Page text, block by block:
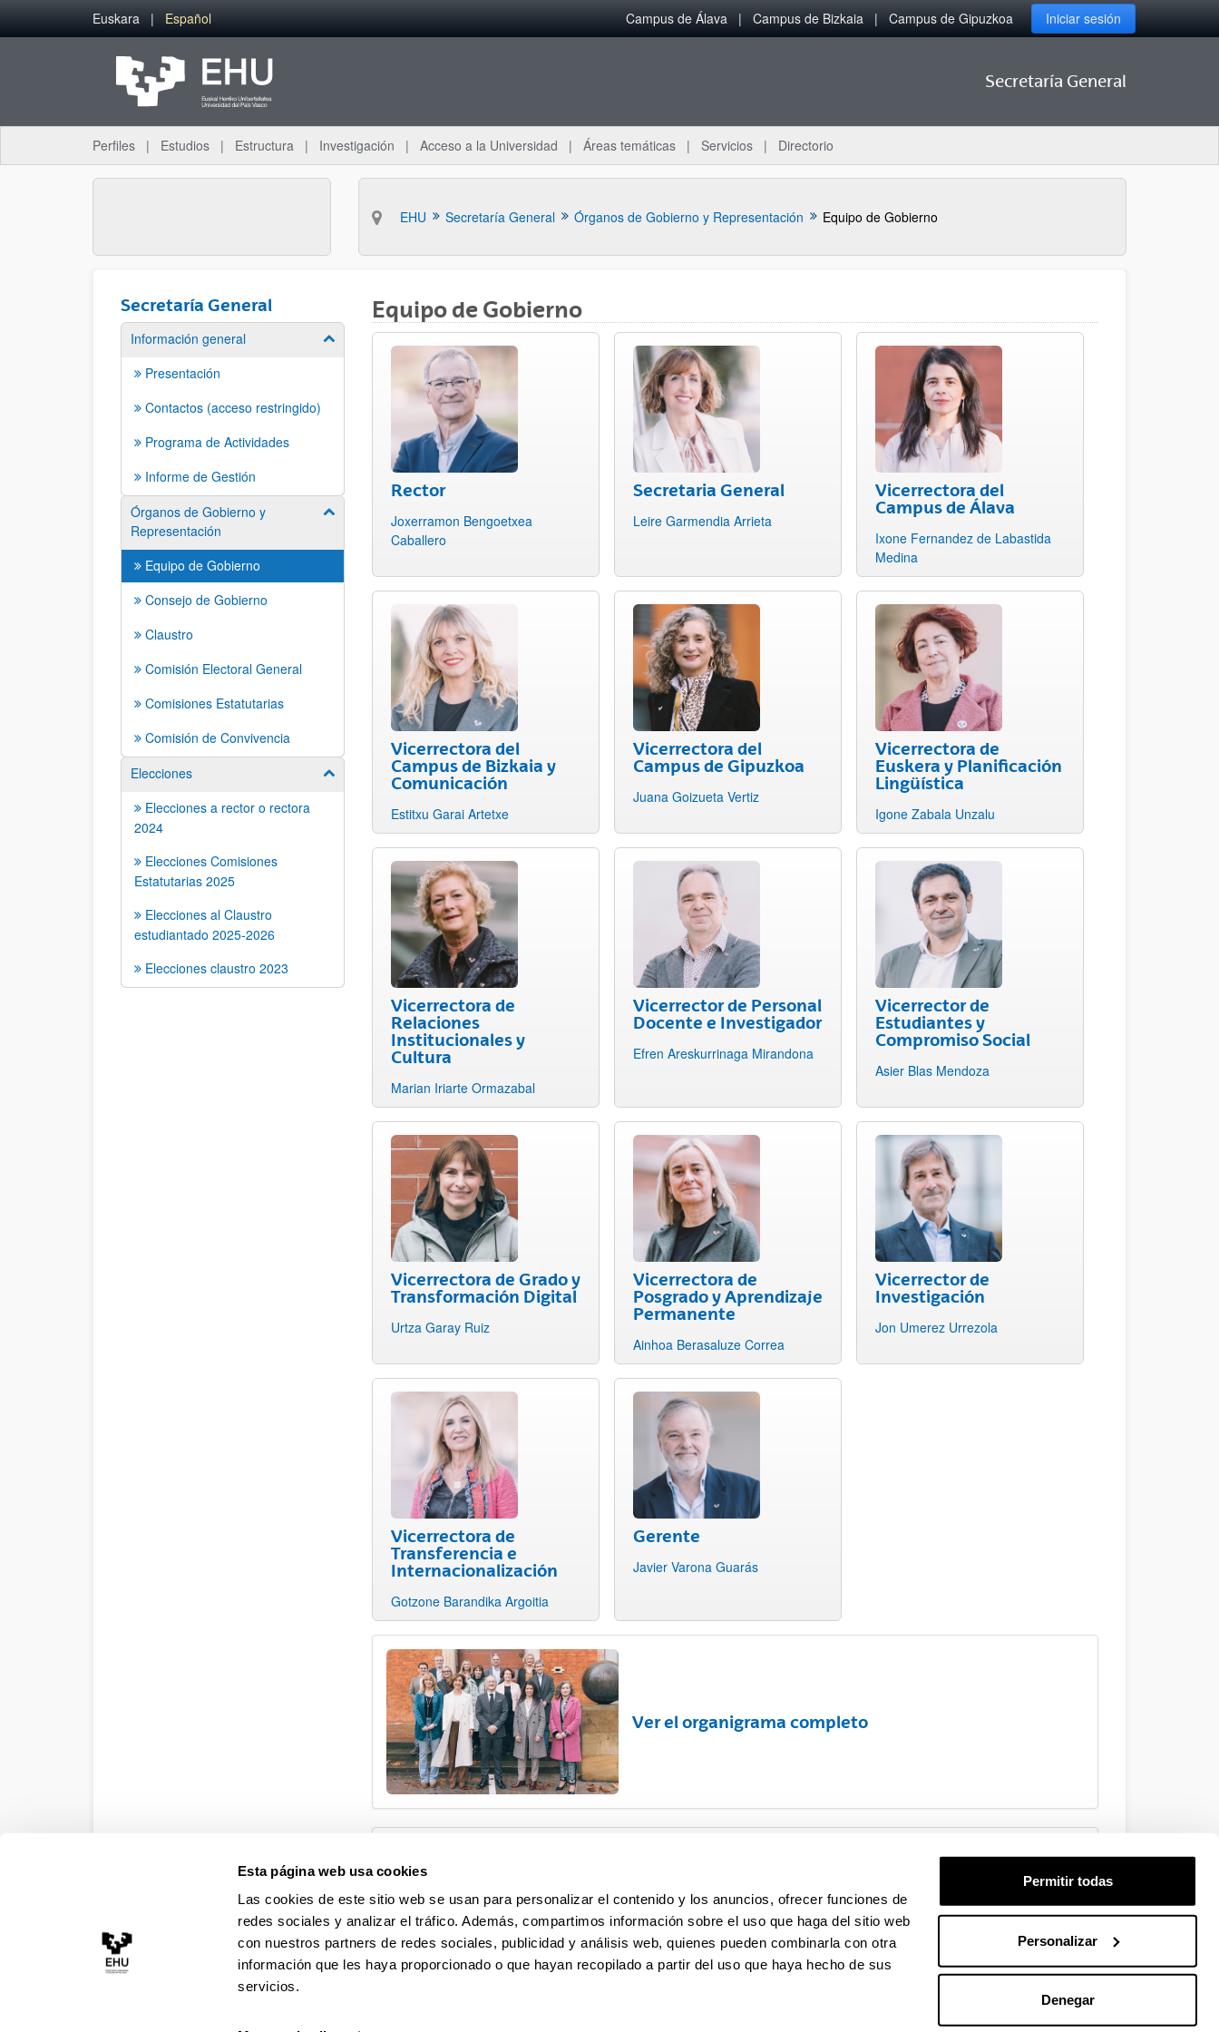
Esta página web usa cookies
Las cookies de este sitio web se usan para personalizar el contenido y los anuncios, ofrecer funciones de
redes sociales y analizar el tráfico. Además, compartimos información sobre el uso que haga del sitio web
con nuestros partners de redes sociales, publicidad y análisis web, quienes pueden combinarla con otra
información que les haya proporcionado o que hayan recopilado a partir del uso que haya hecho de sus
servicios.
Permitir todas
Personalizar
Denegar
Saltar al contenido principal
Euskara Español Campus de Álava Campus de Bizkaia Campus de Gipuzkoa Iniciar sesión
Secretaría General
Perfiles Estudios Estructura Investigación Acceso a la Universidad Áreas temáticas Servicios Directorio
EHU Secretaría General Órganos de Gobierno y Representación Equipo de Gobierno
Secretaría General
Información general Mostrar/ocultar subpáginas
Presentación
Contactos (acceso restringido)
Programa de Actividades
Informe de Gestión
Órganos de Gobierno y
Representación
Mostrar/ocultar subpáginas
Equipo de Gobierno
Consejo de Gobierno
Claustro
Comisión Electoral General
Comisiones Estatutarias
Comisión de Convivencia
Elecciones
Mostrar/ocultar subpáginas
Elecciones a rector o rectora
2024
Elecciones Comisiones
Estatutarias 2025
Elecciones al Claustro
estudiantado 2025-2026
Elecciones claustro 2023
Equipo de Gobierno
Rector
Joxerramon Bengoetxea
Caballero
Secretaria General
Leire Garmendia Arrieta
Vicerrectora del
Campus de Álava
Ixone Fernandez de Labastida
Medina
Vicerrectora del
Campus de Bizkaia y
Comunicación
Estitxu Garai Artetxe
Vicerrectora del
Campus de Gipuzkoa
Juana Goizueta Vertiz
Vicerrectora de
Euskera y Planificación
Lingüística
Igone Zabala Unzalu
Vicerrectora de
Relaciones
Institucionales y
Cultura
Marian Iriarte Ormazabal
Vicerrector de Personal
Docente e Investigador
Efren Areskurrinaga Mirandona
Vicerrector de
Estudiantes y
Compromiso Social
Asier Blas Mendoza
Vicerrectora de Grado y
Transformación Digital
Urtza Garay Ruiz
Vicerrectora de
Posgrado y Aprendizaje
Permanente
Ainhoa Berasaluze Correa
Vicerrector de
Investigación
Jon Umerez Urrezola
Vicerrectora de
Transferencia e
Internacionalización
Gotzone Barandika Argoitia
Gerente
Javier Varona Guarás
Ver el organigrama completo
Plan Estratégico 2026-2028